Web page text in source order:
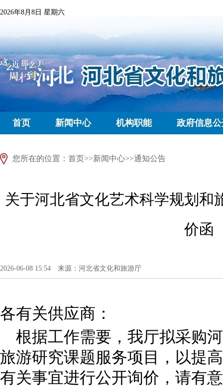
2026年8月8日 星期六
首页 新闻中心 机构职能 政府信息
您所在的位置： 首页>>新闻中心>>通知公告
关于河北省文化艺术科学规划和
价函
2026-06-08 15:54 来源：河北省文化和旅游厅
各有关供应商：
根据工作需要，我厅拟采购
旅游研究课题服务项目，以提
有关事宜进行公开询价，请有